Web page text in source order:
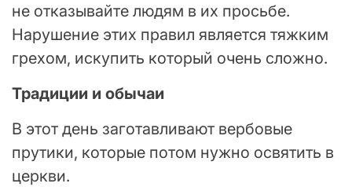
не отказывайте людям в их просьбе.
Нарушение этих правил является тяжким
грехом, искупить который очень сложно.
Традиции и обычаи
В этот день заготавливают вербовые
прутики, которые потом нужно освятить в
церкви.